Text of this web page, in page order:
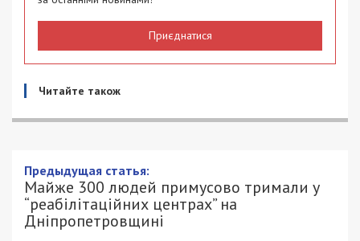
Приєднатися
Читайте також
Предыдущая статья:
Майже 300 людей примусово тримали у
“реабілітаційних центрах” на
Дніпропетровщині